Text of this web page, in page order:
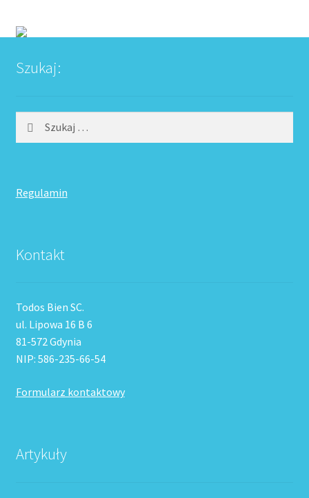
Szukaj:
Regulamin
Kontakt
Todos Bien SC.
ul. Lipowa 16 B 6
81-572 Gdynia
NIP: 586-235-66-54
Formularz kontaktowy
Artykuły